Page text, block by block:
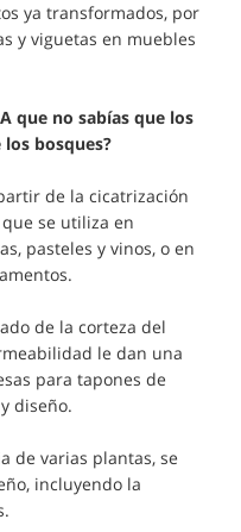
ya transformados, por
y viguetas en muebles
que no sabías que los
bosques?
de la cicatrización
se utiliza en
pasteles y vinos, o en
de la corteza del
le dan una
para tapones de
diseño.
de varias plantas, se
incluyendo la